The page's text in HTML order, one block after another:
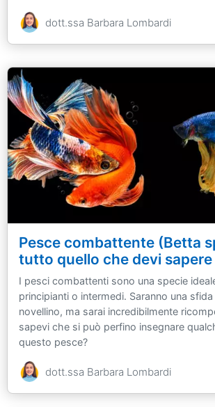
dott.ssa Barbara Lombardi
Pesce combattente (Betta
tutto quello che devi sapere
I pesci combattenti sono una specie
principianti o intermedi. Saranno una
novellino, ma sarai incredibilmente
sapevi che si può perfino insegnare
questo pesce?
dott.ssa Barbara Lombardi